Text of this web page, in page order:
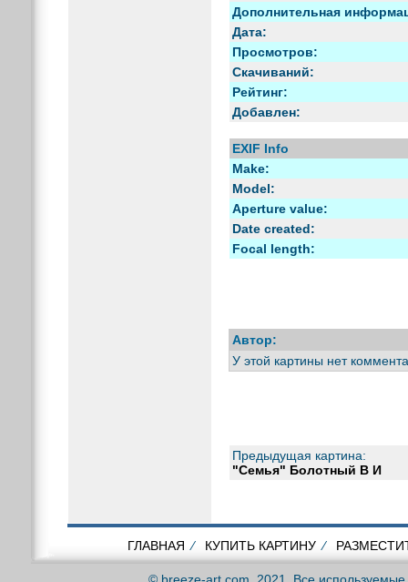
Дополнительная
Дата:
Просмотров:
Скачиваний:
Рейтинг:
Добавлен:
EXIF Info
Make:
Model:
Aperture value:
Date created:
Focal length:
Автор:
У этой картины нет
Предыдущая картина:
"Семья" Болотный В И
ГЛАВНАЯ ⁄ КУПИТЬ КАРТИНУ ⁄